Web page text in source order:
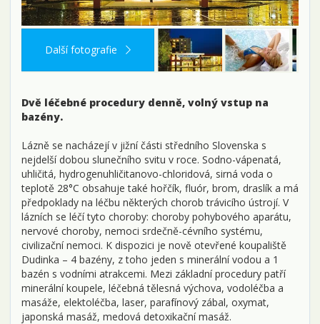
Další fotografie
Dvě léčebné procedury denně, volný vstup na
bazény.
Lázně se nacházejí v jižní části středního Slovenska s
nejdelší dobou slunečního svitu v roce. Sodno-vápenatá,
uhličitá, hydrogenuhličitanovo-chloridová, sirná voda o
teplotě 28°C obsahuje také hořčík, fluór, brom, draslík a má
předpoklady na léčbu některých chorob trávicího ústrojí. V
lázních se léčí tyto choroby: choroby pohybového aparátu,
nervové choroby, nemoci srdečně-cévního systému,
civilizační nemoci. K dispozici je nově otevřené koupaliště
Dudinka – 4 bazény, z toho jeden s minerální vodou a 1
bazén s vodními atrakcemi. Mezi základní procedury patří
minerální koupele, léčebná tělesná výchova, vodoléčba a
masáže, elektoléčba, laser, parafínový zábal, oxymat,
japonská masáž, medová detoxikační masáž.